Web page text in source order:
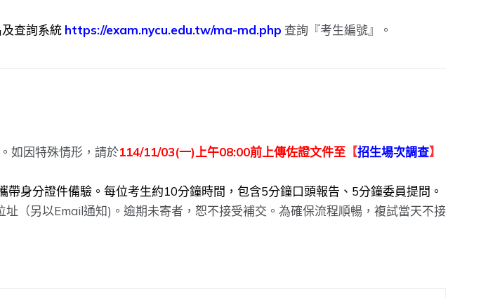
查詢系統 https://exam.nycu.edu.tw/ma-md.php 查詢『考生編號』。
如因特殊情形，請於114/11/03(一)上午08:00前上傳佐證文件至 【招生場次調查】
身分證件備驗。每位考生約10分鐘時間，包含5分鐘口頭報告、5分鐘委員提問。
址（另以Email通知)。逾期未寄者，恕不接受補交。為確保流程順暢，複試當天不接